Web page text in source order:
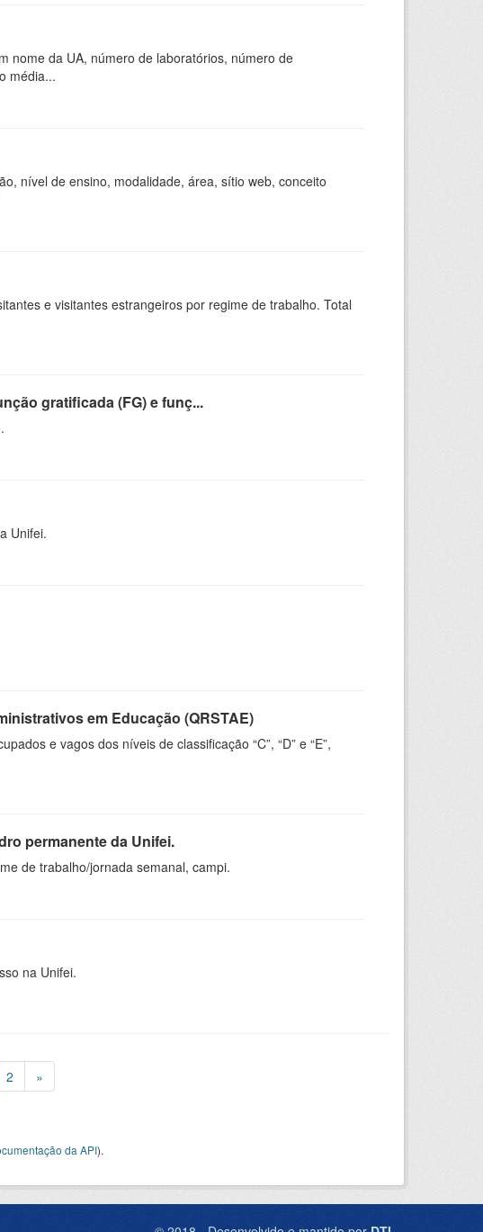
nome da UA, número de laboratórios, número de
média...
nível de ensino, modalidade, área, sítio web, conceito
e visitantes estrangeiros por regime de trabalho. Total
gratificada (FG) e funç...
Unifei.
em Educação (QRSTAE)
e vagos dos níveis de classificação “C”, “D” e “E”,
permanente da Unifei.
de trabalho/jornada semanal, campi.
na Unifei.
2 »
da API).